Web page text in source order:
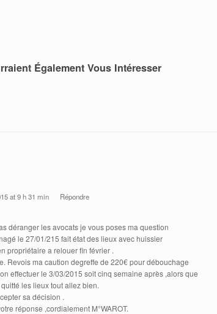
Également Vous Intéresser
at 9 h 31 min Répondre
déranger les avocats je vous poses ma question
le 27/01/215 fait état des lieux avec huissier
propriétaire a relouer fin février .
Revois ma caution degreffe de 220€ pour débouchage
effectuer le 3/03/2015 soit cinq semaine après ,alors que
les lieux tout allez bien.
sa décision .
réponse ,cordialement M°WAROT.